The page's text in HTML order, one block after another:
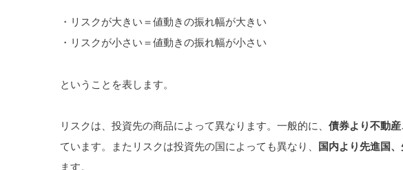
・リスクが大きい＝値動きの振れ幅が大きい
・リスクが小さい＝値動きの振れ幅が小さい
ということを表します。
リスクは、投資先の商品によって異なります。一般的に、 債券より不動
ています。またリスクは投資先の国によっても異なり、 国内より先進国
ます。